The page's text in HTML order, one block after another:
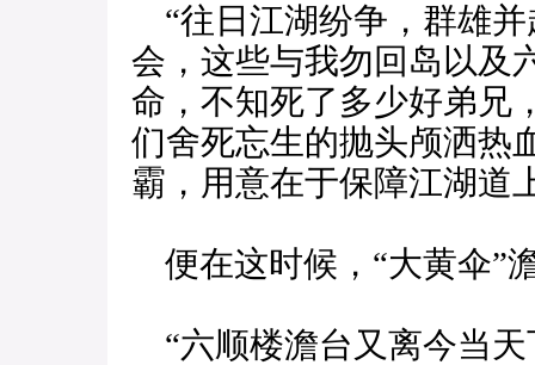
“往日江湖纷争，群雄
会，这些与我勿回岛以及
命，不知死了多少好弟兄
们舍死忘生的抛头颅洒热
霸，用意在于保障江湖
便在这时候，“大黄伞”
“六顺楼澹台又离今当